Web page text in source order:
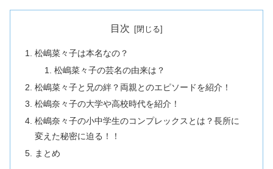
目次
松嶋菜々子は本名なの？
松嶋菜々子の芸名の由来は？
松嶋菜々子と兄の絆？両親とのエピソードを紹介！
松嶋奈々子の大学や高校時代を紹介！
松嶋奈々子の小中学生のコンプレックスとは？長所に
変えた秘密に迫る！！
まとめ